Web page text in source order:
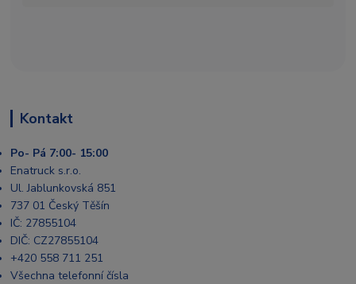
Kontakt
Po- Pá 7:00- 15:00
Enatruck s.r.o.
Ul. Jablunkovská 851
737 01 Český Těšín
IČ: 27855104
DIČ: CZ27855104
+420 558 711 251
Všechna telefonní čísla